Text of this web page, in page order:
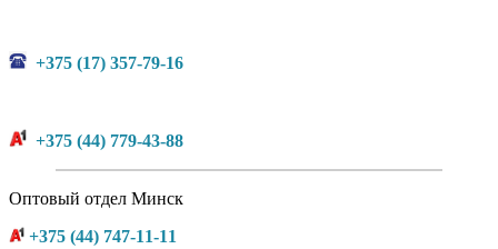
+375 (17) 357-79-16
+375 (44) 779-43-88
Оптовый отдел Минск
+375 (44) 747-11-11